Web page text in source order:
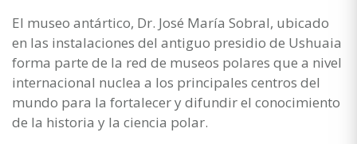
El museo antártico, Dr. José María Sobral, ubicado
en las instalaciones del antiguo presidio de Ushuaia
forma parte de la red de museos polares que a nivel
internacional nuclea a los principales centros del
mundo para la fortalecer y difundir el conocimiento
de la historia y la ciencia polar.